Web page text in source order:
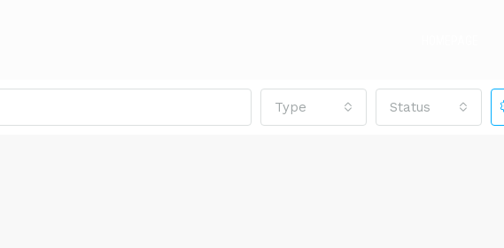
Type Status